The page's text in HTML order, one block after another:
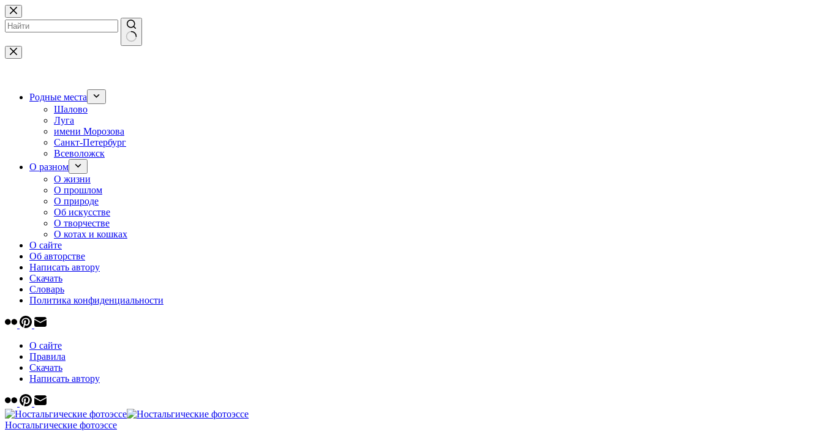
Перейти
к
сути
Ничего
не
Родные места
Шалово
Луга
имени Морозова
Санкт-Петербург
Всеволожск
О разном
О жизни
О прошлом
О природе
Об искусстве
О творчестве
О котах и кошках
О сайте
Об авторстве
Написать автору
Скачать
Cловарь
Политика конфиденциальности
О сайте
Правила
Скачать
Написать автору
Ностальгические фотоэссе